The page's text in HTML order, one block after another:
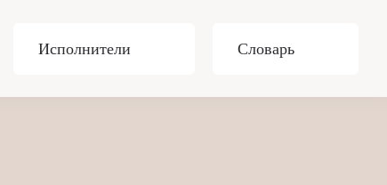
Исполнители Словарь